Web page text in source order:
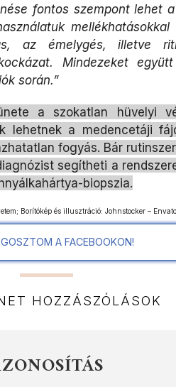
fontos szempont lehet
az émelygés, illetve
Mindezeket
során.”
a szokatlan hüvelyi
lehetnek a medencetáji
fogyás. Bár
segítheti a
biopszia.
Borítókép és illusztráció: Johnstocker –
A FACEBOOKON!
HOZZÁSZÓLÁSOK